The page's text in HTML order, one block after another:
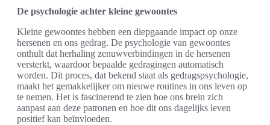
De psychologie achter kleine gewoontes
Kleine gewoontes hebben een diepgaande impact op onze
hersenen en ons gedrag. De psychologie van gewoontes
onthult dat herhaling zenuwverbindingen in de hersenen
versterkt, waardoor bepaalde gedragingen automatisch
worden. Dit proces, dat bekend staat als gedragspsychologie,
maakt het gemakkelijker om nieuwe routines in ons leven op
te nemen. Het is fascinerend te zien hoe ons brein zich
aanpast aan deze patronen en hoe dit ons dagelijks leven
positief kan beïnvloeden.